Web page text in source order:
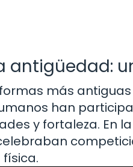
antigüedad:
más
han
y fortaleza. En